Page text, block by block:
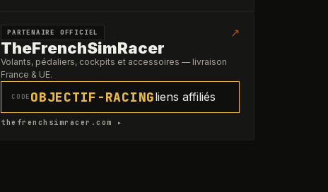
PARTENAIRE OFFICIEL ↗
TheFrenchSimRacer
Volants, pédaliers, cockpits et accessoires — livraison
France & UE.
CODE OBJECTIF-RACINGliens affiliés
thefrenchsimracer.com ▸